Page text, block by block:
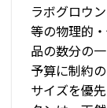
ラボグロウ
等の物理的
品の数分の
予算に制約
サイズを優